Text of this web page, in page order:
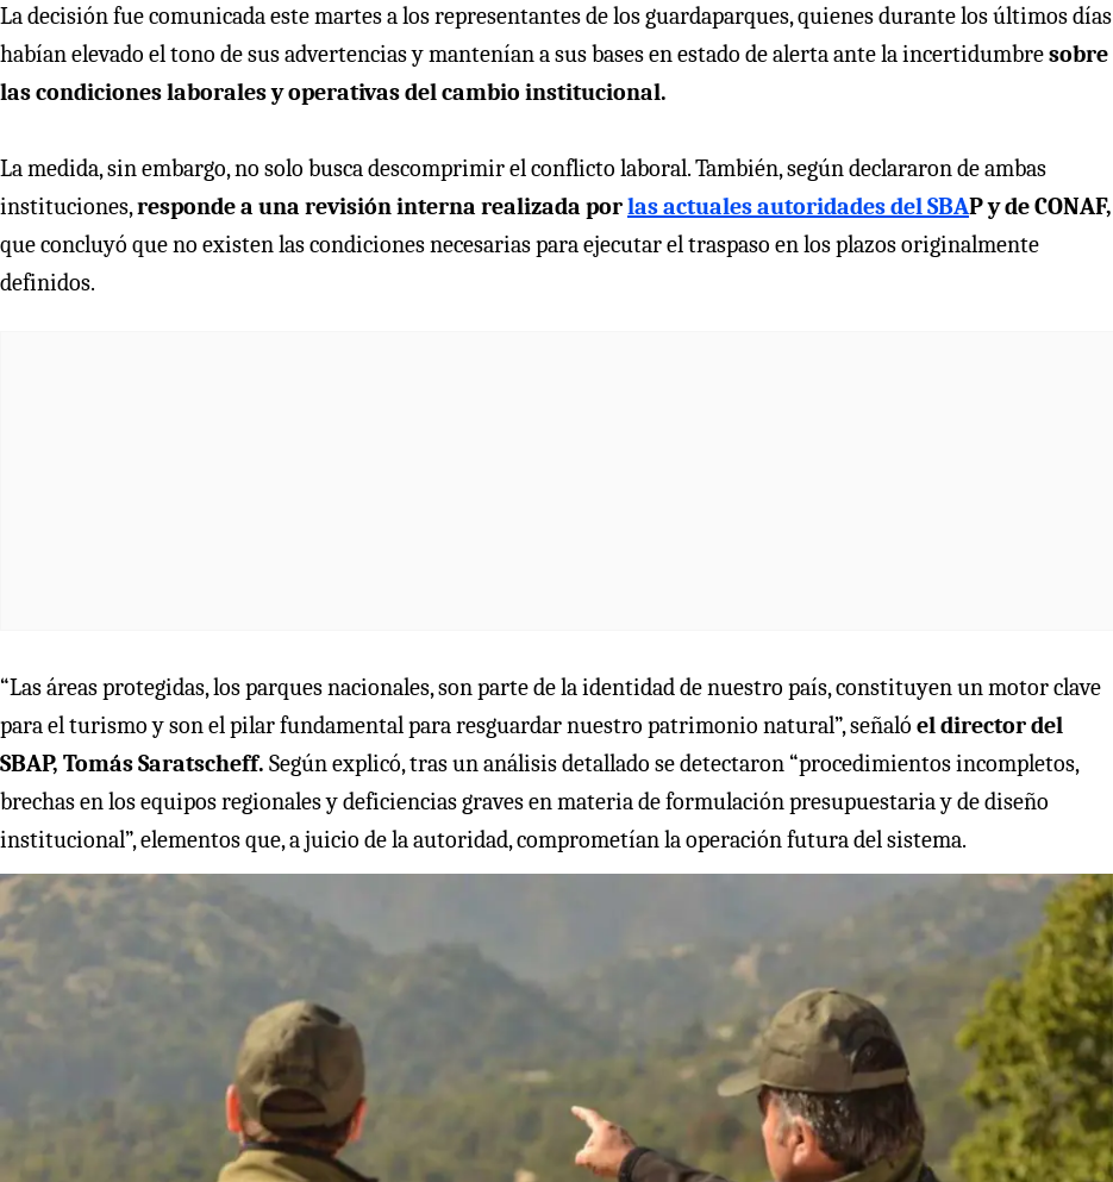
La decisión fue comunicada este martes a los representantes de los guardaparques, quienes durante los últimos días
habían elevado el tono de sus advertencias y mantenían a sus bases en estado de alerta ante la incertidumbresobre
las condiciones laborales y operativas del cambio institucional.
La medida, sin embargo, no solo busca descomprimir el conflicto laboral. También, según declararon de ambas
instituciones,responde a una revisión interna realizada porlas actuales autoridades del SBAP y de CONAF,
que concluyó que no existen las condiciones necesarias para ejecutar el traspaso en los plazos originalmente
definidos.
“Las áreas protegidas, los parques nacionales, son parte de la identidad de nuestro país, constituyen un motor clave
para el turismo y son el pilar fundamental para resguardar nuestro patrimonio natural”, señaló el director del
SBAP, Tomás Saratscheff. Según explicó, tras un análisis detallado se detectaron “procedimientos incompletos,
brechas en los equipos regionales y deficiencias graves en materia de formulación presupuestaria y de diseño
institucional”, elementos que, a juicio de la autoridad, comprometían la operación futura del sistema.